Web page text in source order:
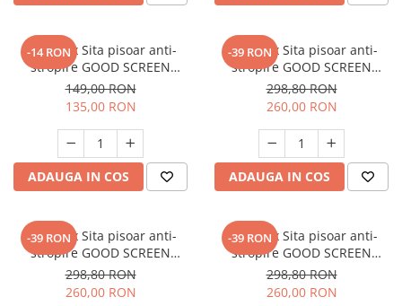
-14 RON
SET: 10 x Sita pisoar anti-
stropire GOOD SCREEN
PowerFresh 30+, Melon
149,00 RON
135,00 RON
ADAUGA IN COS
-39 RON
SET: 12 x Sita pisoar anti-
stropire GOOD SCREEN
PROScent 60+, Citrus
298,80 RON
260,00 RON
ADAUGA IN COS
-39 RON
SET: 12 x Sita pisoar anti-
stropire GOOD SCREEN
PROScent 60+, Lavender
298,80 RON
260,00 RON
-39 RON
SET: 12 x Sita pisoar anti-
stropire GOOD SCREEN
PROScent 60+, Purple Berry
298,80 RON
260,00 RON